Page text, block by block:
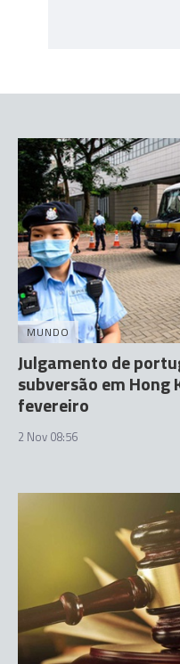
MUNDO
Julgamento de
subversão em Hong
fevereiro
2 Nov 08:56